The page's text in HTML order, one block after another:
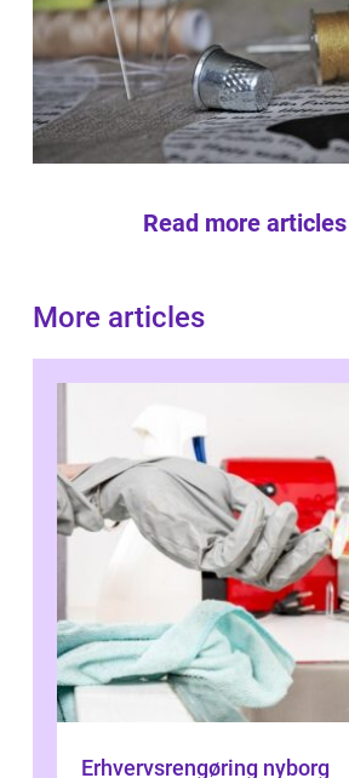
Read more
More articles
Erhvervsrengøring nyborg